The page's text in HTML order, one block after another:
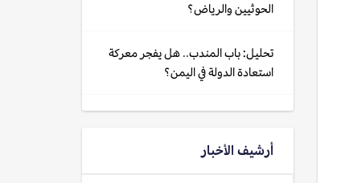
الحوثيين والرياض؟
تحليل: باب المندب.. هل يفجر معركة
استعادة الدولة في اليمن؟
أرشيف الأخبار